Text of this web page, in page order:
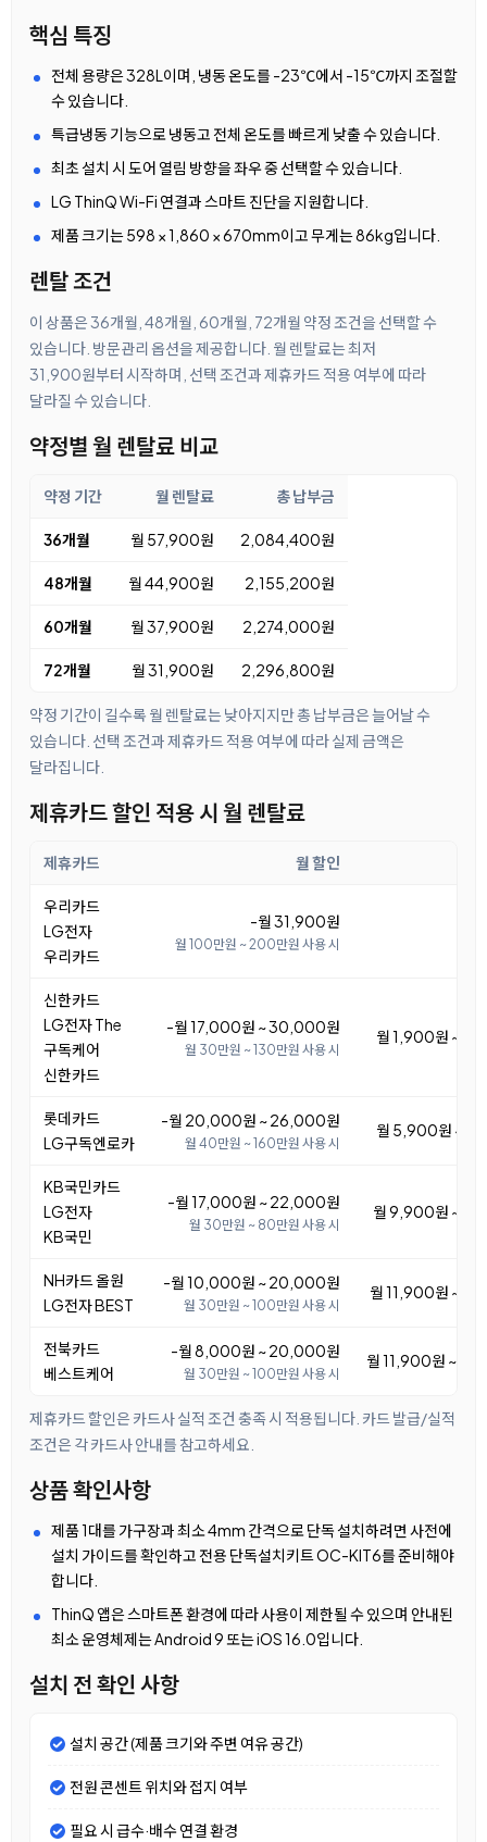
핵심 특징
전체 용량은 328L이며, 냉동 온도를 -23℃에서 -15℃까지 조절할
수 있습니다.
특급냉동 기능으로 냉동고 전체 온도를 빠르게 낮출 수 있습니다.
최초 설치 시 도어 열림 방향을 좌우 중 선택할 수 있습니다.
LG ThinQ Wi-Fi 연결과 스마트 진단을 지원합니다.
제품 크기는 598 × 1,860 × 670mm이고 무게는 86kg입니다.
렌탈 조건
이 상품은 36개월, 48개월, 60개월, 72개월 약정 조건을 선택할 수
있습니다. 방문관리 옵션을 제공합니다. 월 렌탈료는 최저
31,900원부터 시작하며, 선택 조건과 제휴카드 적용 여부에 따라
달라질 수 있습니다.
약정별 월 렌탈료 비교
약정 기간 월 렌탈료 총 납부금
36개월 월 57,900원 2,084,400원
48개월 월 44,900원 2,155,200원
60개월 월 37,900원 2,274,000원
72개월 월 31,900원 2,296,800원
약정 기간이 길수록 월 렌탈료는 낮아지지만 총 납부금은 늘어날 수
있습니다. 선택 조건과 제휴카드 적용 여부에 따라 실제 금액은
달라집니다.
제휴카드 할인 적용 시 월 렌탈료
제휴카드 월 할인
우리카드
LG전자
우리카드
-월 31,900원
월 100만원 ~ 200만원 사용 시
신한카드
LG전자 The
구독케어
신한카드
-월 17,000원 ~ 30,000원
월 30만원 ~ 130만원 사용 시
월 1,900원 ~
롯데카드
LG구독엔로카
-월 20,000원 ~ 26,000원
월 40만원 ~ 160만원 사용 시
월 5,900원 ~
KB국민카드
LG전자
KB국민
-월 17,000원 ~ 22,000원
월 30만원 ~ 80만원 사용 시
월 9,900원 ~
NH카드 올원
LG전자 BEST
-월 10,000원 ~ 20,000원
월 30만원 ~ 100만원 사용 시
월 11,900원 ~
전북카드
베스트케어
-월 8,000원 ~ 20,000원
월 30만원 ~ 100만원 사용 시
월 11,900원 ~
제휴카드 할인은 카드사 실적 조건 충족 시 적용됩니다. 카드 발급/실적
조건은 각 카드사 안내를 참고하세요.
상품 확인사항
제품 1대를 가구장과 최소 4mm 간격으로 단독 설치하려면 사전에
설치 가이드를 확인하고 전용 단독설치키트 OC-KIT6를 준비해야
합니다.
ThinQ 앱은 스마트폰 환경에 따라 사용이 제한될 수 있으며 안내된
최소 운영체제는 Android 9 또는 iOS 16.0입니다.
설치 전 확인 사항
설치 공간 (제품 크기와 주변 여유 공간)
전원 콘센트 위치와 접지 여부
필요 시 급수·배수 연결 환경